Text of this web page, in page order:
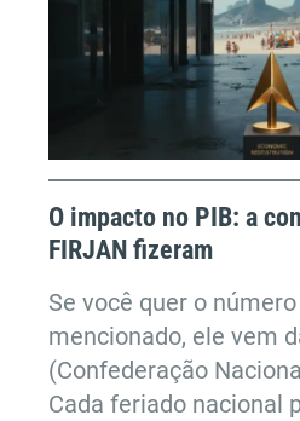
O impacto no PIB: a
FIRJAN fizeram
Se você quer o
mencionado, ele vem
(Confederação
Cada feriado nacional